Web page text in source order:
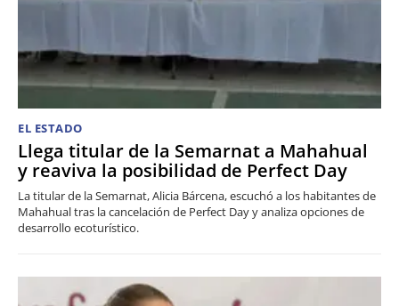
EL ESTADO
Llega titular de la Semarnat a Mahahual
y reaviva la posibilidad de Perfect Day
La titular de la Semarnat, Alicia Bárcena, escuchó a los habitantes de
Mahahual tras la cancelación de Perfect Day y analiza opciones de
desarrollo ecoturístico.